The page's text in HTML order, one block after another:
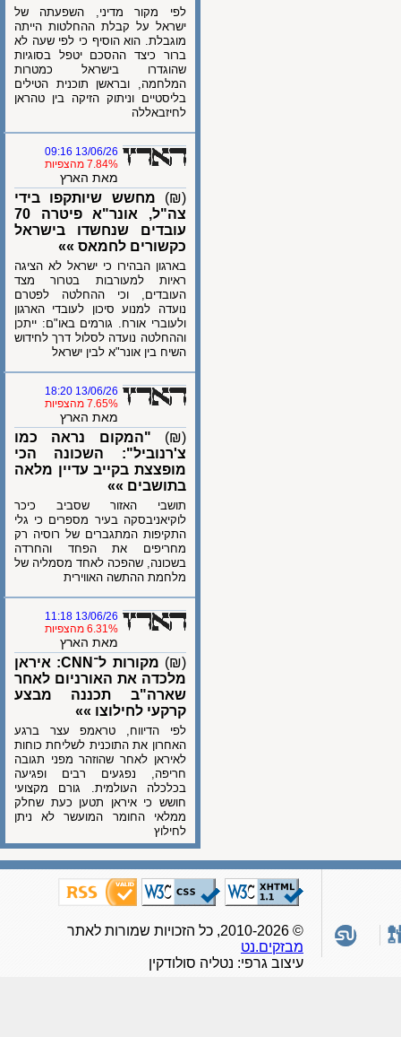
לפי מקור מדיני, השפעתה של
ישראל על קבלת ההחלטות הייתה
מוגבלת. הוא הוסיף כי לפי שעה לא
ברור כיצד ההסכם יטפל בסוגיות
שהוגדרו בישראל כמטרות
המלחמה, ובראשן תוכנית הטילים
בליסטיים וניתוק הזיקה בין טהראן
לחיזבאללה
13/06/26 09:16
7.84% מהצפיות
מאת הארץ
(₪)מחשש שיותקפו בידי
צה"ל, אונר"א פיטרה 70
עובדים שנחשדו בישראל
כקשורים לחמאס »»
בארגון הבהירו כי ישראל לא הציגה
ראיות למעורבות בטרור מצד
העובדים, וכי ההחלטה לפטרם
נועדה למנוע סיכון לעובדי הארגון
ולעוברי אורח. גורמים באו"ם: ייתכן
וההחלטה נועדה לסלול דרך לחידוש
השיח בין אונר"א לבין ישראל
13/06/26 18:20
7.65% מהצפיות
מאת הארץ
(₪)"המקום נראה כמו
צ'רנוביל": השכונה הכי
מופצצת בקייב עדיין מלאה
בתושבים »»
תושבי האזור שסביב כיכר
לוקיאניבסקה בעיר מספרים כי גלי
התקיפות המתגברים של רוסיה רק
מחריפים את הפחד והחרדה
בשכונה, שהפכה לאחד מסמליה של
מלחמת ההתשה האווירית
13/06/26 11:18
6.31% מהצפיות
מאת הארץ
(₪)
מקורות ל־CNN: איראן
מלכדה את האורניום לאחר
שארה"ב תכננה מבצע
קרקעי לחילוצו »»
לפי הדיווח, טראמפ עצר ברגע
האחרון את התוכנית לשליחת כוחות
לאיראן לאחר שהוזהר מפני תגובה
חריפה, נפגעים רבים ופגיעה
בכלכלה העולמית. גורם מקצועי
חושש כי איראן תטען כעת שחלק
ממלאי החומר המועשר לא ניתן
לחילוץ
מבזקים.נט
עיצוב גרפי: נטליה סולודקין